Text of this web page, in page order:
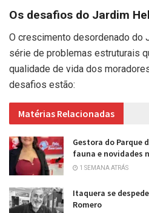
Os desafios do Jardim
O crescimento desordenado do
série de problemas estruturais
qualidade de vida dos
desafios estão:
Matérias Relacionadas
Gestora do Parque
fauna e novidades
1 SEMANA ATRÁS
Itaquera se
Romero